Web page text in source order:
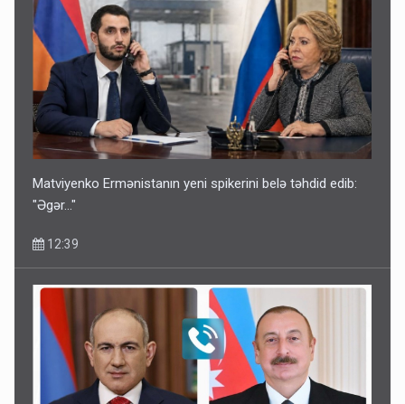
Matviyenko Ermənistanın yeni spikerini belə təhdid edib:
"Əgər..."
12:39